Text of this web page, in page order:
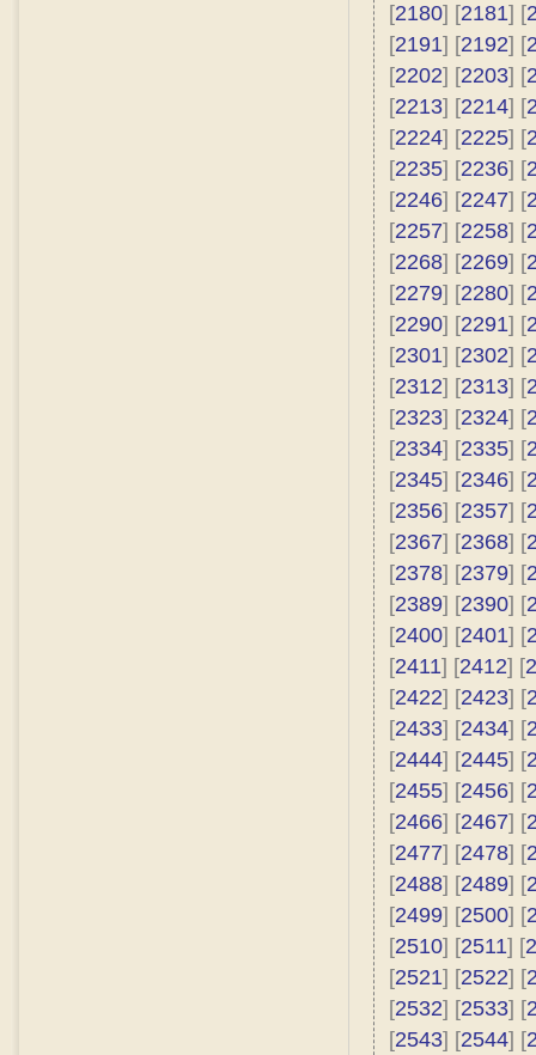
[2180] [2181] [
[2191] [2192] [
[2202] [2203] [
[2213] [2214] [
[2224] [2225] [
[2235] [2236] [
[2246] [2247] [
[2257] [2258] [
[2268] [2269] [
[2279] [2280] [
[2290] [2291] [
[2301] [2302] [
[2312] [2313] [
[2323] [2324] [
[2334] [2335] [
[2345] [2346] [
[2356] [2357] [
[2367] [2368] [
[2378] [2379] [
[2389] [2390] [
[2400] [2401] [
[2411] [2412] [
[2422] [2423] [
[2433] [2434] [
[2444] [2445] [
[2455] [2456] [
[2466] [2467] [
[2477] [2478] [
[2488] [2489] [
[2499] [2500] [
[2510] [2511] [
[2521] [2522] [
[2532] [2533] [
[2543] [2544] [